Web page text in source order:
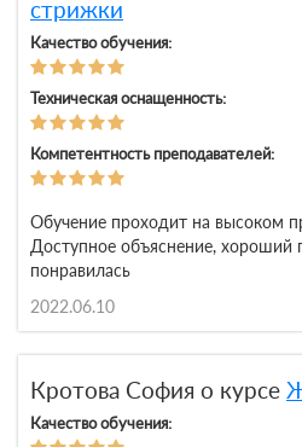
стрижки
Качество обучения:
Техническая оснащенность:
Компетентность преподавателей:
Обучение проходит на высоком
Доступное объяснение, хороший
понравилась
2022.06.10
Кротова София о курсе
Качество обучения: